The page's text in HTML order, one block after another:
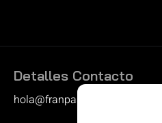
Detalles Contacto
hola@franpastor.com